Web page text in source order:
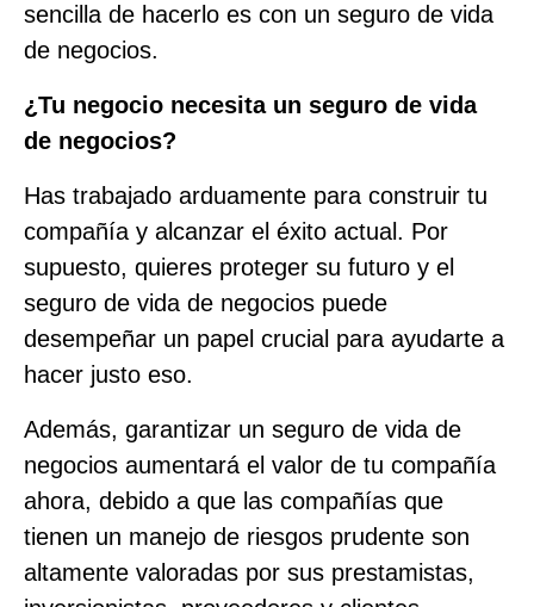
sencilla de hacerlo es con un seguro de vida
de negocios.
¿Tu negocio necesita un seguro de vida
de negocios?
Has trabajado arduamente para construir tu
compañía y alcanzar el éxito actual. Por
supuesto, quieres proteger su futuro y el
seguro de vida de negocios puede
desempeñar un papel crucial para ayudarte a
hacer justo eso.
Además, garantizar un seguro de vida de
negocios aumentará el valor de tu compañía
ahora, debido a que las compañías que
tienen un manejo de riesgos prudente son
altamente valoradas por sus prestamistas,